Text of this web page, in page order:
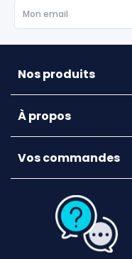
Nos produits
À propos
Vos commandes